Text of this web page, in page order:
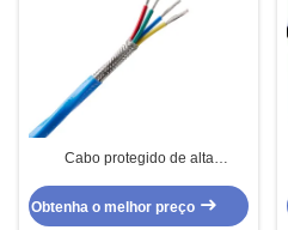
Cabo protegido de alta
para a iluminação
Obtenha o melhor preço